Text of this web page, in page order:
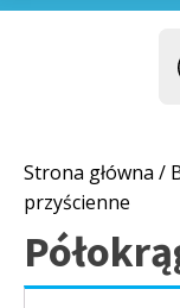
Strona główna /
przyścienne